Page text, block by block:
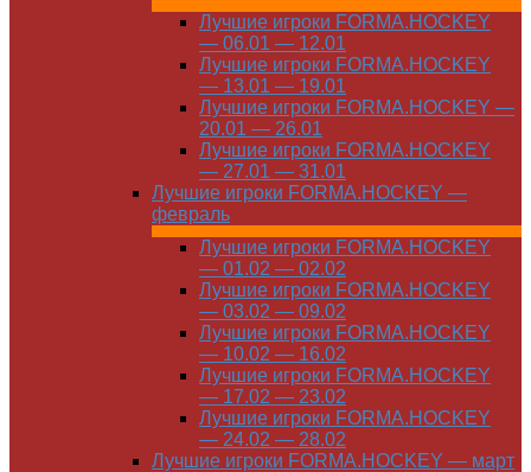
Лучшие игроки FORMA.HOCKEY
— 06.01 — 12.01
Лучшие игроки FORMA.HOCKEY
— 13.01 — 19.01
Лучшие игроки FORMA.HOCKEY —
20.01 — 26.01
Лучшие игроки FORMA.HOCKEY
— 27.01 — 31.01
Лучшие игроки FORMA.HOCKEY —
февраль
Лучшие игроки FORMA.HOCKEY
— 01.02 — 02.02
Лучшие игроки FORMA.HOCKEY
— 03.02 — 09.02
Лучшие игроки FORMA.HOCKEY
— 10.02 — 16.02
Лучшие игроки FORMA.HOCKEY
— 17.02 — 23.02
Лучшие игроки FORMA.HOCKEY
— 24.02 — 28.02
Лучшие игроки FORMA.HOCKEY — март